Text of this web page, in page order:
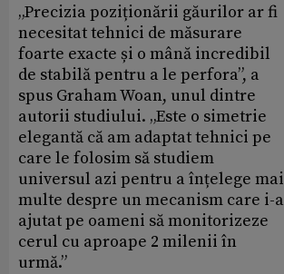
„Precizia poziționării găurilor ar fi
necesitat tehnici de măsurare
foarte exacte și o mână incredibil
de stabilă pentru a le perfora”, a
spus Graham Woan, unul dintre
autorii studiului. „Este o simetrie
elegantă că am adaptat tehnici pe
care le folosim să studiem
universul azi pentru a înțelege mai
multe despre un mecanism care i-a
ajutat pe oameni să monitorizeze
cerul cu aproape 2 milenii în
urmă.”